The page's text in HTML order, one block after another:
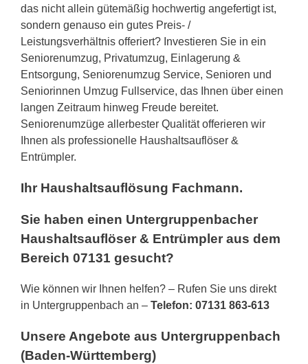
das nicht allein gütemäßig hochwertig angefertigt ist,
sondern genauso ein gutes Preis- /
Leistungsverhältnis offeriert? Investieren Sie in ein
Seniorenumzug, Privatumzug, Einlagerung &
Entsorgung, Seniorenumzug Service, Senioren und
Seniorinnen Umzug Fullservice, das Ihnen über einen
langen Zeitraum hinweg Freude bereitet.
Seniorenumzüge allerbester Qualität offerieren wir
Ihnen als professionelle Haushaltsauflöser &
Entrümpler.
Ihr Haushaltsauflösung Fachmann.
Sie haben einen Untergruppenbacher
Haushaltsauflöser & Entrümpler aus dem
Bereich 07131 gesucht?
Wie können wir Ihnen helfen? – Rufen Sie uns direkt
in Untergruppenbach an – Telefon: 07131 863-613
Unsere Angebote aus Untergruppenbach
(Baden-Württemberg)